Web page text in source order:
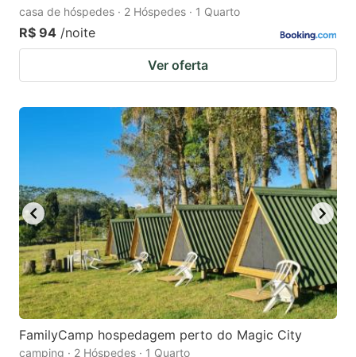
casa de hóspedes · 2 Hóspedes · 1 Quarto
R$ 94 /noite
Ver oferta
FamilyCamp hospedagem perto do Magic City
camping · 2 Hóspedes · 1 Quarto